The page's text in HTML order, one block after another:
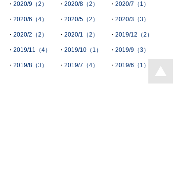
2020/9（2） 2020/8（2） 2020/7（1）
2020/6（4） 2020/5（2） 2020/3（3）
2020/2（2） 2020/1（2） 2019/12（2）
2019/11（4） 2019/10（1） 2019/9（3）
2019/8（3） 2019/7（4） 2019/6（1）